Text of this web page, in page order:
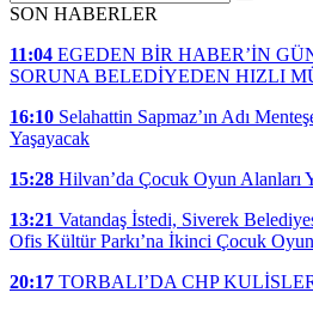
SON HABERLER
11:04 EGEDEN BİR HABER’İN
SORUNA BELEDİYEDEN HIZLI
16:10 Selahattin Sapmaz’ın Adı
Yaşayacak
15:28 Hilvan’da Çocuk Oyun Alanları
13:21 Vatandaş İstedi, Siverek
Ofis Kültür Parkı’na İkinci Çocuk
20:17 TORBALI’DA CHP